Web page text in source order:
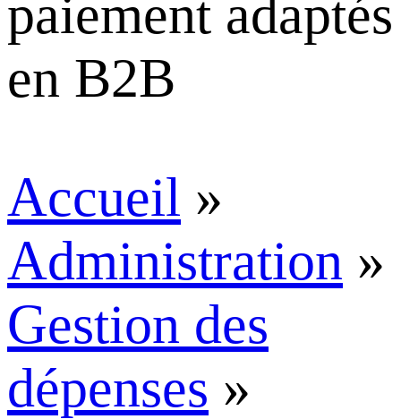
Accueil »
Administration »
Gestion des
dépenses »